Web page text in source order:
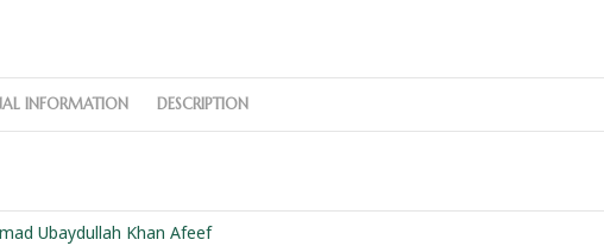
INFORMATION DESCRIPTION
Ubaydullah Khan Afeef